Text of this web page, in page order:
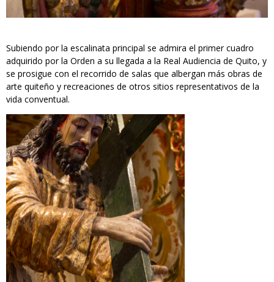
Subiendo por la escalinata principal se admira el primer cuadro
adquirido por la Orden a su llegada a la Real Audiencia de Quito, y
se prosigue con el recorrido de salas que albergan más obras de
arte quiteño y recreaciones de otros sitios representativos de la
vida conventual.